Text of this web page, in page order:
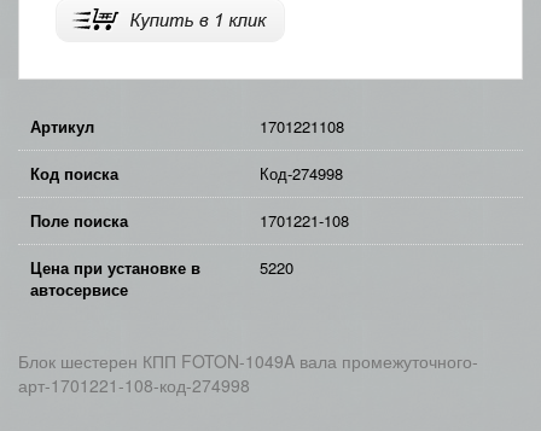
Артикул 1701221108
Код поиска Код-274998
Поле поиска 1701221-108
Цена при установке в
автосервисе
5220
Блок шестерен КПП FOTON-1049A вала промежуточного-
арт-1701221-108-код-274998